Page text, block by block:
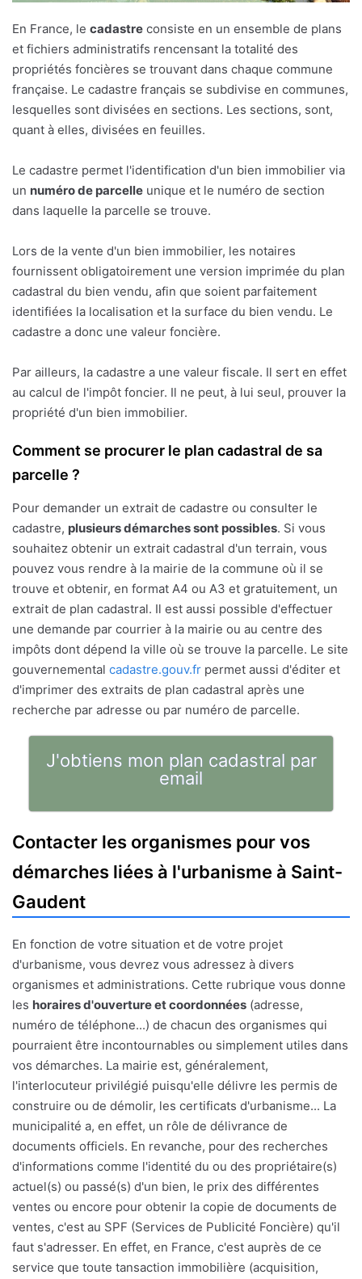
En France, le cadastre consiste en un ensemble de plans
et fichiers administratifs rencensant la totalité des
propriétés foncières se trouvant dans chaque commune
française. Le cadastre français se subdivise en communes,
lesquelles sont divisées en sections. Les sections, sont,
quant à elles, divisées en feuilles.
Le cadastre permet l'identification d'un bien immobilier via
un numéro de parcelle unique et le numéro de section
dans laquelle la parcelle se trouve.
Lors de la vente d'un bien immobilier, les notaires
fournissent obligatoirement une version imprimée du plan
cadastral du bien vendu, afin que soient parfaitement
identifiées la localisation et la surface du bien vendu. Le
cadastre a donc une valeur foncière.
Par ailleurs, la cadastre a une valeur fiscale. Il sert en effet
au calcul de l'impôt foncier. Il ne peut, à lui seul, prouver la
propriété d'un bien immobilier.
Comment se procurer le plan cadastral de sa
parcelle ?
Pour demander un extrait de cadastre ou consulter le
cadastre, plusieurs démarches sont possibles. Si vous
souhaitez obtenir un extrait cadastral d'un terrain, vous
pouvez vous rendre à la mairie de la commune où il se
trouve et obtenir, en format A4 ou A3 et gratuitement, un
extrait de plan cadastral. Il est aussi possible d'effectuer
une demande par courrier à la mairie ou au centre des
impôts dont dépend la ville où se trouve la parcelle. Le site
gouvernemental cadastre.gouv.fr permet aussi d'éditer et
d'imprimer des extraits de plan cadastral après une
recherche par adresse ou par numéro de parcelle.
J'obtiens mon plan cadastral par
email
Contacter les organismes pour vos
démarches liées à l'urbanisme à Saint-
Gaudent
En fonction de votre situation et de votre projet
d'urbanisme, vous devrez vous adressez à divers
organismes et administrations. Cette rubrique vous donne
les horaires d'ouverture et coordonnées (adresse,
numéro de téléphone...) de chacun des organismes qui
pourraient être incontournables ou simplement utiles dans
vos démarches. La mairie est, généralement,
l'interlocuteur privilégié puisqu'elle délivre les permis de
construire ou de démolir, les certificats d'urbanisme... La
municipalité a, en effet, un rôle de délivrance de
documents officiels. En revanche, pour des recherches
d'informations comme l'identité du ou des propriétaire(s)
actuel(s) ou passé(s) d'un bien, le prix des différentes
ventes ou encore pour obtenir la copie de documents de
ventes, c'est au SPF (Services de Publicité Foncière) qu'il
faut s'adresser. En effet, en France, c'est auprès de ce
service que toute tansaction immobilière (acquisition,